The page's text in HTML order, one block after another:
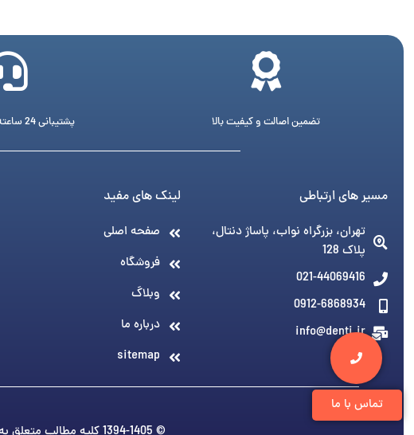
تماس با ما
تضمین اصالت و کیفیت بالا پشتیبانی 24 ساعته در 7 روز هفته
مسیر های ارتباطی
تهران، بزرگراه نواب، پاساژ دنتال،
پلاک 128
021-44069416
0912-6868934
info@denti.ir
لینک های مفید
صفحه اصلی
فروشگاه
وبلاگ
درباره ما
sitemap